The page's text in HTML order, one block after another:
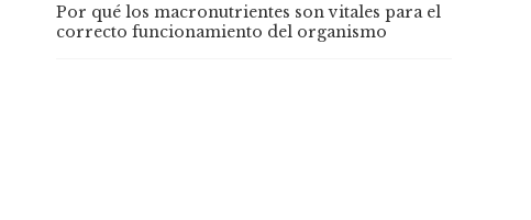
Por qué los macronutrientes son vitales para el
correcto funcionamiento del organismo